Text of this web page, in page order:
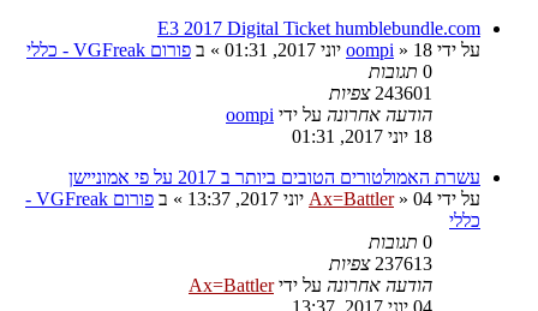
E3 2017 Digital Ticket humblebundle.com
על ידי
oompi » 18 יוני 2017, 01:31 » ב פורום VGFreak - כללי
0 תגובות
243601 צפיות
הודעה אחרונה על ידי oompi
18 יוני 2017, 01:31
עשרת האמולטורים הטובים ביותר ב 2017 על פי אמוניישן
על ידי
Ax=Battler» 04 יוני 2017, 13:37 » ב
פורום VGFreak -
כללי
0 תגובות
237613 צפיות
הודעה אחרונה על ידיAx=Battler